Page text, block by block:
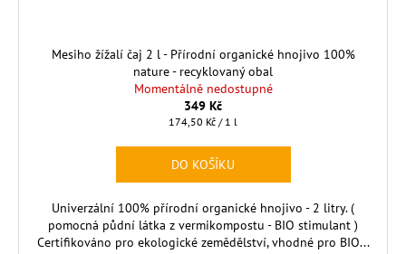
Mesiho žížalí čaj 2 l - Přírodní organické hnojivo 100%
nature - recyklovaný obal
Momentálně nedostupné
349 Kč
Měrná
174,50 Kč / 1 l
DO KOŠÍKU
Univerzální 100% přírodní organické hnojivo - 2 litry. (
pomocná půdní látka z vermikompostu - BIO stimulant )
Certifikováno pro ekologické zemědělství, vhodné pro BIO...